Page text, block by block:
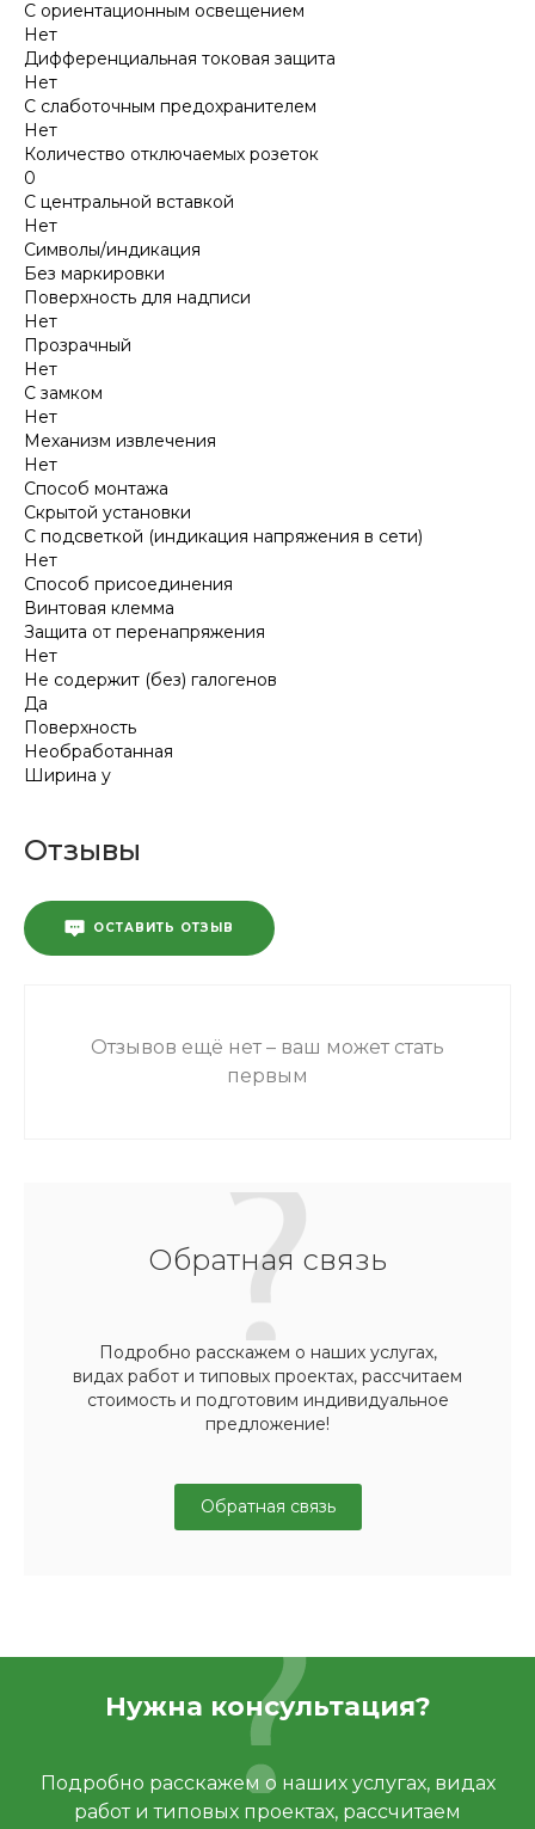
С ориентационным освещением
Нет
Дифференциальная токовая защита
Нет
С слаботочным предохранителем
Нет
Количество отключаемых розеток
0
С центральной вставкой
Нет
Символы/индикация
Без маркировки
Поверхность для надписи
Нет
Прозрачный
Нет
С замком
Нет
Механизм извлечения
Нет
Способ монтажа
Скрытой установки
С подсветкой (индикация напряжения в сети)
Нет
Способ присоединения
Винтовая клемма
Защита от перенапряжения
Нет
Не содержит (без) галогенов
Да
Поверхность
Необработанная
Ширина у
Отзывы
ОСТАВИТЬ ОТЗЫВ
Отзывов ещё нет – ваш может стать
первым
Обратная связь
Подробно расскажем о наших услугах,
видах работ и типовых проектах, рассчитаем
стоимость и подготовим индивидуальное
предложение!
Обратная связь
Нужна консультация?
Подробно расскажем о наших услугах, видах
работ и типовых проектах, рассчитаем